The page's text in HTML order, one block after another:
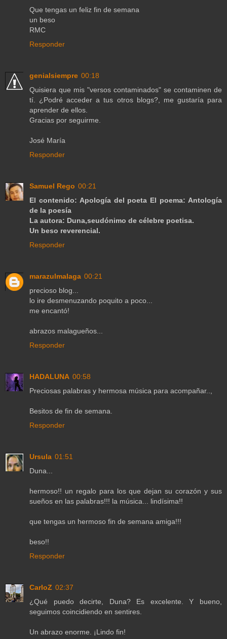
Que tengas un feliz fin de semana
un beso
RMC
Responder
genialsiempre 00:18
Quisiera que mis "versos contaminados" se contaminen de
tí. ¿Podré acceder a tus otros blogs?, me gustaría para
aprender de ellos.
Gracias por seguirme.
José María
Responder
Samuel Rego 00:21
El contenido: Apología del poeta El poema: Antología
de la poesía
La autora: Duna,seudónimo de célebre poetisa.
Un beso reverencial.
Responder
marazulmalaga 00:21
precioso blog...
lo ire desmenuzando poquito a poco...
me encantó!
abrazos malagueños...
Responder
HADALUNA 00:58
Preciosas palabras y hermosa música para acompañar..,
Besitos de fin de semana.
Responder
Ursula 01:51
Duna...
hermoso!! un regalo para los que dejan su corazón y sus
sueños en las palabras!!! la música... lindísima!!
que tengas un hermoso fin de semana amiga!!!
beso!!
Responder
CarloZ 02:37
¿Qué puedo decirte, Duna? Es excelente. Y bueno,
seguimos coincidiendo en sentires.
Un abrazo enorme. ¡Lindo fin!